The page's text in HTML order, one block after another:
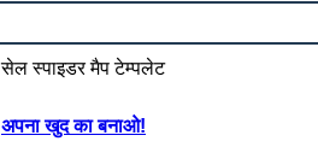
अपना खुद का बनाओ!